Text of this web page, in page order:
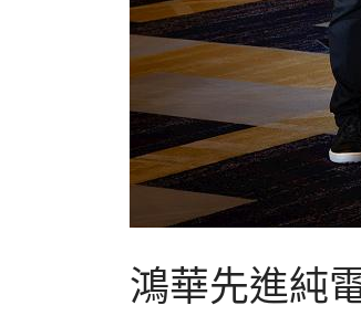
鴻華先進純